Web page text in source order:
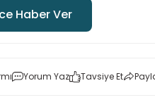
Haber Ver
Yorum Yaz Tavsiye Et